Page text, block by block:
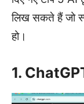
लिख सकते हैं जो
हो।
1.